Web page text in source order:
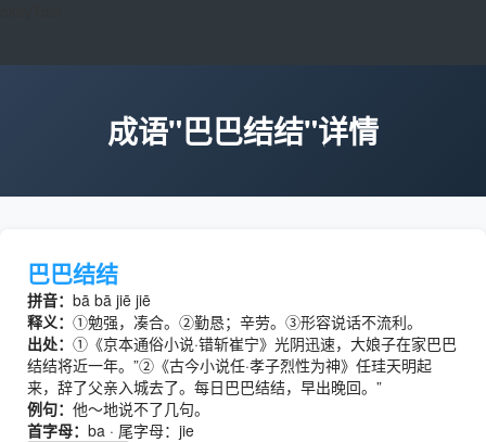
成语"巴巴结结"详情
巴巴结结
拼音： bā bā jiē jiē
释义： ①勉强，凑合。②勤恳；辛劳。③形容说话不流利。
出处： ①《京本通俗小说·错斩崔宁》光阴迅速，大娘子在家巴巴
结结将近一年。”②《古今小说任·孝子烈性为神》任珪天明起
来，辞了父亲入城去了。每日巴巴结结，早出晚回。”
例句： 他～地说不了几句。
首字母： ba · 尾字母：jie